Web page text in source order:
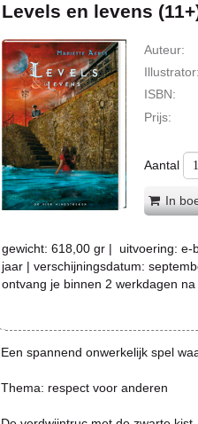
Levels en levens
Auteur:
Illustrator:
ISBN:
Prijs:
Aantal
In
gewicht: 618,00 gr | uitvoering: e-
jaar | verschijningsdatum:
ontvang je binnen 2 werkdagen na
Een spannend onwerkelijk spel
Thema: respect voor anderen